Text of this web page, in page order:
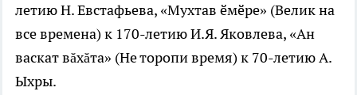
летию Н. Евстафьева, «Мухтав ӗмӗре» (Велик на
все времена) к 170-летию И.Я. Яковлева, «Ан
васкат вăхăта» (Не торопи время) к 70-летию А.
Ыхры.